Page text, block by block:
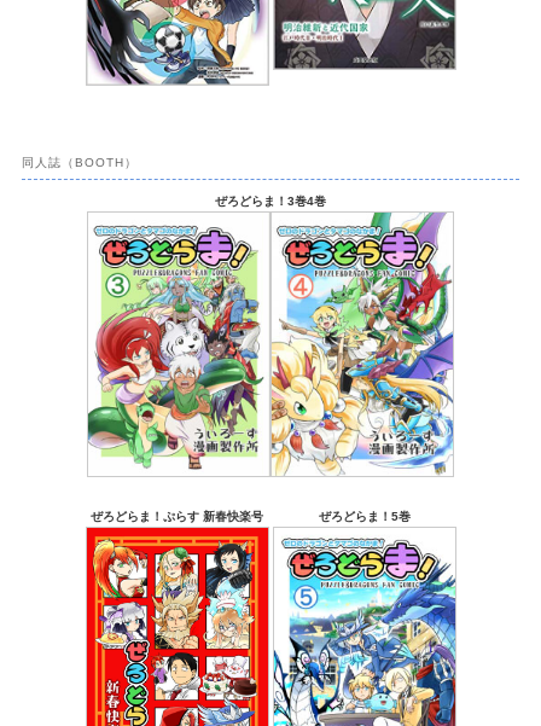
同人誌（BOOTH）
ぜろどらま！3巻4巻
ぜろどらま！ぷらす 新春快楽号 ぜろどらま！5巻